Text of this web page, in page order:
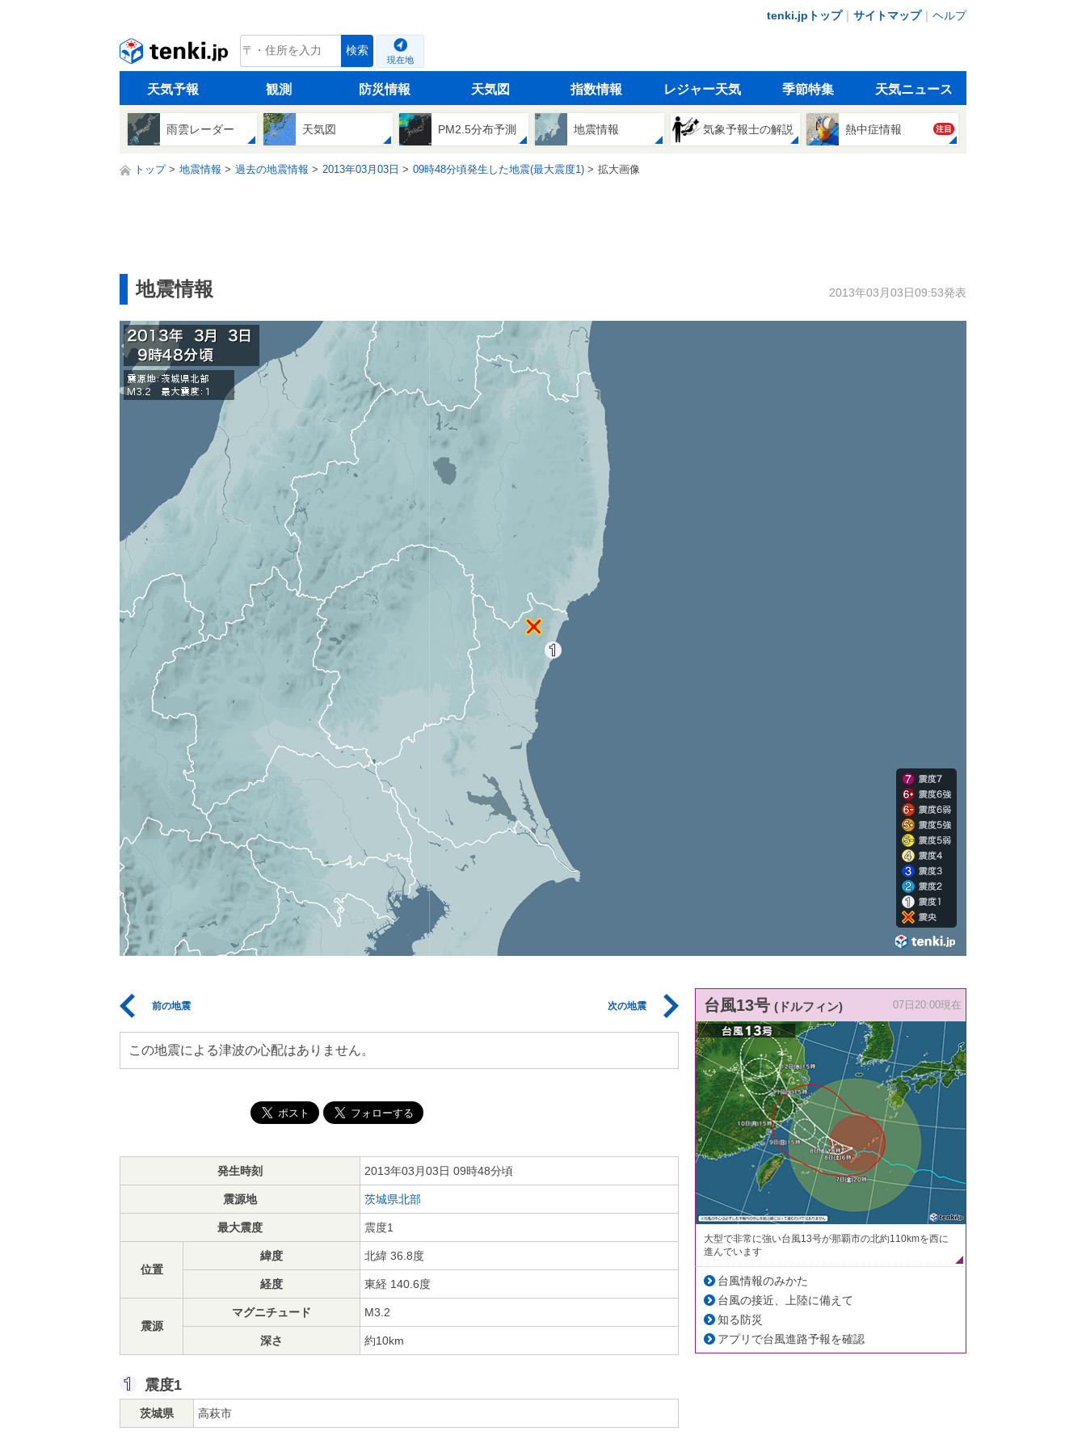
tenki.jpトップ｜ サイトマップ｜ ヘルプ
tenki.jp 検索
現在地
天気予報 観測 防災情報 天気図 指数情報 レジャー天気 季節特集 天気ニュース
雨雲レーダー 天気図 PM2.5分布予測 地震情報 気象予報士の解説 熱中症情報 注目
トップ 地震情報 過去の地震情報 2013年03月03日 09時48分頃発生した地震(最大震度1) 拡大画像
地震情報 2013年03月03日09:53発表
前の地震 次の地震
この地震による津波の心配はありません。
発生時刻 2013年03月03日 09時48分頃
震源地 茨城県北部
最大震度 震度1
位置
緯度 北緯 36.8度
経度 東経 140.6度
震源
マグニチュード M3.2
深さ 約10km
震度1
茨城県 高萩市
台風13号 (ドルフィン) 07日20:00現在
大型で非常に強い台風13号が那覇市の北約110kmを西に
進んでいます
台風情報のみかた
台風の接近、上陸に備えて
知る防災
アプリで台風進路予報を確認